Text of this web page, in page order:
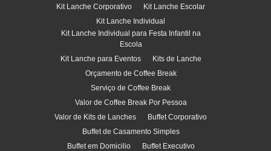
Kit Lanche Corporativo
Kit Lanche Escolar
Kit Lanche Individual
Kit Lanche Individual para Festa Infantil na
Escola
Kit Lanche para Eventos
Kits de Lanche
Orçamento de Coffee Break
Serviço de Coffee Break
Valor de Coffee Break Por Pessoa
Valor de Kits de Lanches
Buffet Corporativo
Buffet de Casamento Simples
Buffet em Domicilio
Buffet Executivo